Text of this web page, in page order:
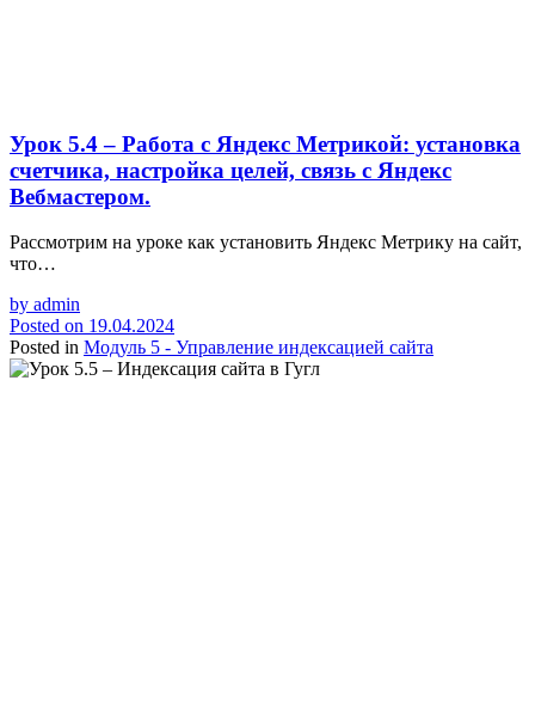
Урок 5.4 – Работа с Яндекс Метрикой: установка
счетчика, настройка целей, связь с Яндекс
Вебмастером.
Рассмотрим на уроке как установить Яндекс Метрику на сайт,
что…
by admin
Posted on 19.04.2024
Posted in Модуль 5 - Управление индексацией сайта